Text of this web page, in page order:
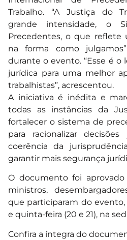
Trabalho. “A Justiça do
grande intensidade, o
Precedentes, o que reflete
na forma como
durante o evento. “Esse é
jurídica para uma melhor
trabalhistas”, acrescentou.
A iniciativa é inédita e
todas as instâncias da
fortalecer o sistema de
para racionalizar
coerência da
garantir mais segurança
O documento foi
ministros,
que participaram do evento,
e quinta-feira (20 e 21), na
Confira a íntegra do